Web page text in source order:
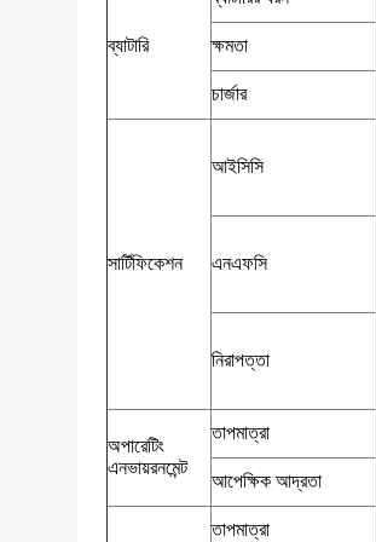
ব্যাটারি ক্ষমতা
চার্জার
সার্টিফিকেশন
আইসিসি
এনএফসি
নিরাপত্তা
অপারেটিং
এনভায়রনমেন্ট
তাপমাত্রা
আপেক্ষিক আদ্রতা
তাপমাত্রা